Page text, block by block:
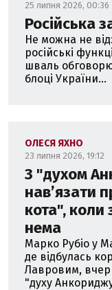
25 липня 2026, 00:36
Російська
Не можна не
російські
шваль
блоці України...
ОЛЕСЯ ЯХНО
23 липня 2026, 19:12
З "духом
навʼязати
кота", коли
нема
Марко Рубіо у
де відбулась
Лавровим,
"духу